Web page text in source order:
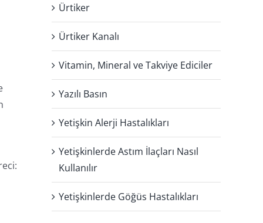
Ürtiker
Ürtiker Kanalı
Vitamin, Mineral ve Takviye Ediciler
Yazılı Basın
Yetişkin Alerji Hastalıkları
Yetişkinlerde Astım İlaçları Nasıl
Kullanılır
Yetişkinlerde Göğüs Hastalıkları